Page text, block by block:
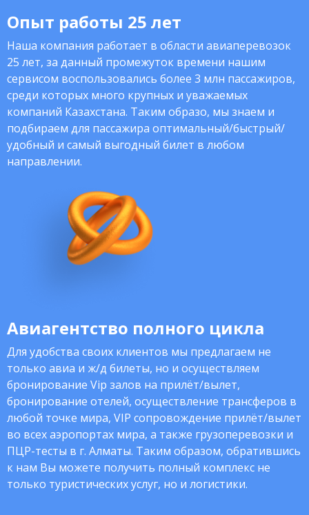
Опыт работы 25 лет
Наша компания работает в области авиаперевозок
25 лет, за данный промежуток времени нашим
сервисом воспользовались более 3 млн пассажиров,
среди которых много крупных и уважаемых
компаний Казахстана. Таким образо, мы знаем и
подбираем для пассажира оптимальный/быстрый/
удобный и самый выгодный билет в любом
направлении.
Авиагентство полного цикла
Для удобства своих клиентов мы предлагаем не
только авиа и ж/д билеты, но и осуществляем
бронирование Vip залов на прилёт/вылет,
бронирование отелей, осуществление трансферов в
любой точке мира, VIP сопровождение прилёт/вылет
во всех аэропортах мира, а также грузоперевозки и
ПЦР-тесты в г. Алматы. Таким образом, обратившись
к нам Вы можете получить полный комплекс не
только туристических услуг, но и логистики.